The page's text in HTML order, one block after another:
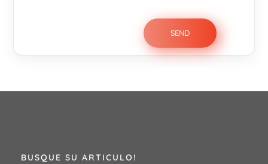
BUSQUE SU ARTICULO!